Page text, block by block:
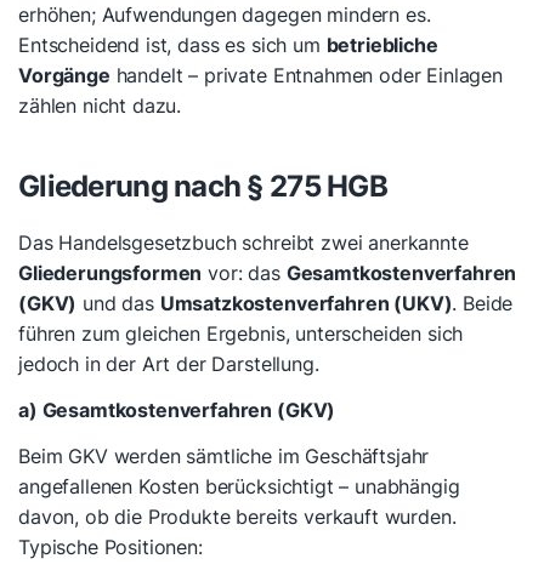
erhöhen; Aufwendungen dagegen mindern es.
Entscheidend ist, dass es sich um betriebliche
Vorgänge handelt – private Entnahmen oder Einlagen
zählen nicht dazu.
Gliederung nach § 275 HGB
Das Handelsgesetzbuch schreibt zwei anerkannte
Gliederungsformen vor: das Gesamtkostenverfahren
(GKV) und das Umsatzkostenverfahren (UKV). Beide
führen zum gleichen Ergebnis, unterscheiden sich
jedoch in der Art der Darstellung.
a) Gesamtkostenverfahren (GKV)
Beim GKV werden sämtliche im Geschäftsjahr
angefallenen Kosten berücksichtigt – unabhängig
davon, ob die Produkte bereits verkauft wurden.
Typische Positionen: